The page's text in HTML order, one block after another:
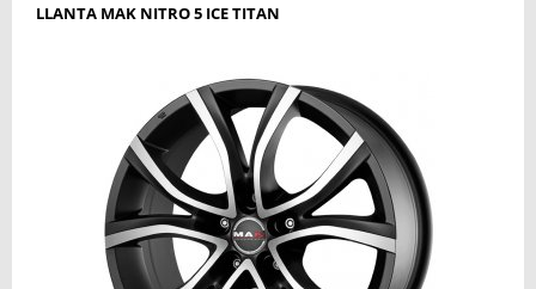
LLANTA MAK NITRO 5 ICE TITAN